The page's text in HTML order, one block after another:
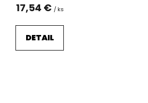
17,54 € / ks
DETAIL